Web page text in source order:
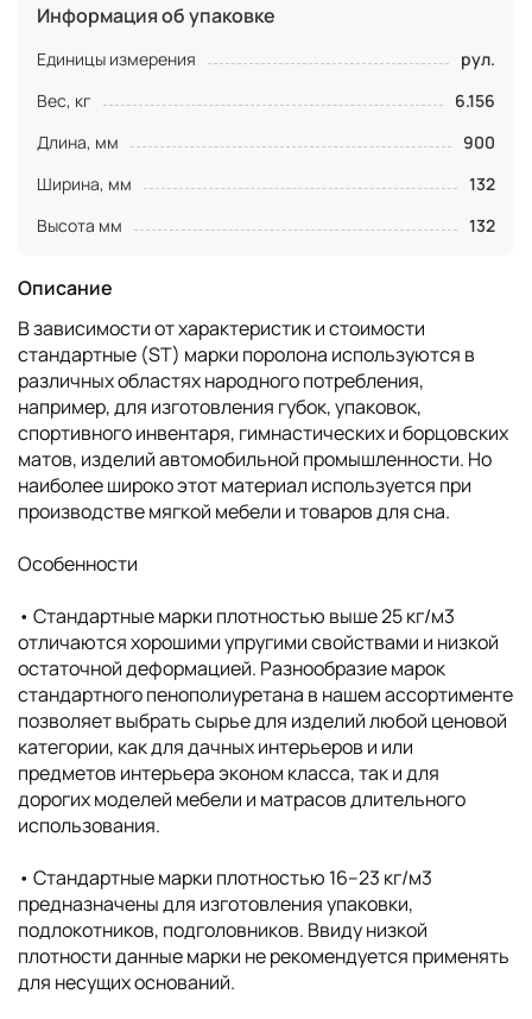
Описание
В зависимости от характеристик и стоимости
стандартные (ST) марки поролона используются в
различных областях народного потребления,
например, для изготовления губок, упаковок,
спортивного инвентаря, гимнастических и борцовских
матов, изделий автомобильной промышленности. Но
наиболее широко этот материал используется при
производстве мягкой мебели и товаров для сна.
Особенности
• Cтандартные марки плотностью выше 25 кг/м3
отличаются хорошими упругими свойствами и низкой
остаточной деформацией. Разнообразие марок
стандартного пенополиуретана в нашем ассортименте
позволяет выбрать сырье для изделий любой ценовой
категории, как для дачных интерьеров и или
предметов интерьера эконом класса, так и для
дорогих моделей мебели и матрасов длительного
использования.
• Cтандартные марки плотностью 16–23 кг/м3
предназначены для изготовления упаковки,
подлокотников, подголовников. Ввиду низкой
плотности данные марки не рекомендуется применять
для несущих оснований.
Информация об упаковке
Единицы измерения
рул.
Вес, кг
6.156
Длина, мм
900
Ширина, мм
132
Высота мм
132